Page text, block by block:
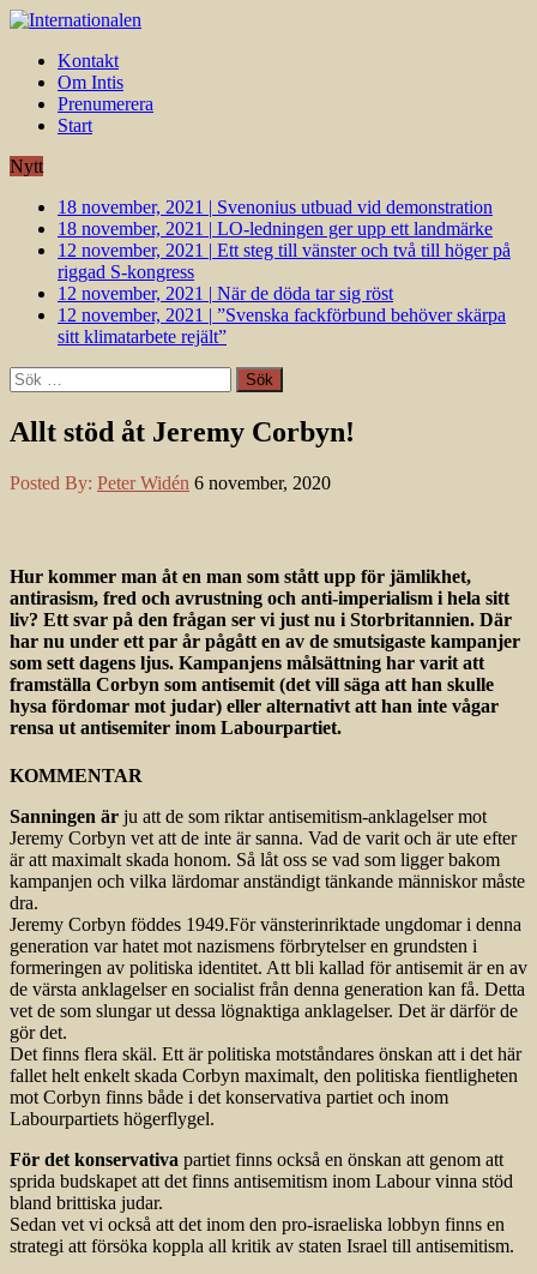
Kontakt
Om Intis
Prenumerera
Start
Nytt
18 november, 2021 | Svenonius utbuad vid demonstration
18 november, 2021 | LO-ledningen ger upp ett landmärke
12 november, 2021 | Ett steg till vänster och två till höger på
riggad S-kongress
12 november, 2021 | När de döda tar sig röst
12 november, 2021 | ”Svenska fackförbund behöver skärpa
sitt klimatarbete rejält”
Sök
efter:
Allt stöd åt Jeremy Corbyn!
Posted By: Peter Widén 6 november, 2020
Hur kommer man åt en man som stått upp för jämlikhet,
antirasism, fred och avrustning och anti-imperialism i hela sitt
liv? Ett svar på den frågan ser vi just nu i Storbritannien. Där
har nu under ett par år pågått en av de smutsigaste kampanjer
som sett dagens ljus. Kampanjens målsättning har varit att
framställa Corbyn som antisemit (det vill säga att han skulle
hysa fördomar mot judar) eller alternativt att han inte vågar
rensa ut antisemiter inom Labourpartiet.
KOMMENTAR
Sanningen är ju att de som riktar antisemitism-anklagelser mot
Jeremy Corbyn vet att de inte är sanna. Vad de varit och är ute efter
är att maximalt skada honom. Så låt oss se vad som ligger bakom
kampanjen och vilka lärdomar anständigt tänkande människor måste
dra.
Jeremy Corbyn föddes 1949.För vänsterinriktade ungdomar i denna
generation var hatet mot nazismens förbrytelser en grundsten i
formeringen av politiska identitet. Att bli kallad för antisemit är en av
de värsta anklagelser en socialist från denna generation kan få. Detta
vet de som slungar ut dessa lögnaktiga anklagelser. Det är därför de
gör det.
Det finns flera skäl. Ett är politiska motståndares önskan att i det här
fallet helt enkelt skada Corbyn maximalt, den politiska fientligheten
mot Corbyn finns både i det konservativa partiet och inom
Labourpartiets högerflygel.
För det konservativa partiet finns också en önskan att genom att
sprida budskapet att det finns antisemitism inom Labour vinna stöd
bland brittiska judar.
Sedan vet vi också att det inom den pro-israeliska lobbyn finns en
strategi att försöka koppla all kritik av staten Israel till antisemitism.